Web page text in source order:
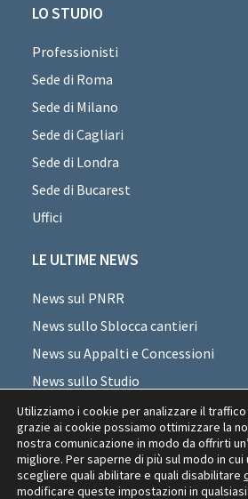
LO STUDIO
Professionisti
Sede di Roma
Sede di Milano
Sede di Cagliari
Sede di Londra
Sede di Bucarest
Uffici
LE ULTIME NEWS
News sul PNRR
News sullo Sblocca cantieri
News su Appalti e Concessioni
News sullo Studio
News sui professionisti
News di settore
News Appalti Romania
Utilizziamo i cookie per analizzare il
grazie ai cookie possiamo ottimizzare la
nostra comunicazione in modo da offrirti
migliore. Per saperne di più sul modo in
scegliere quali abilitare e quali disabilitare
modificare queste impostazioni in